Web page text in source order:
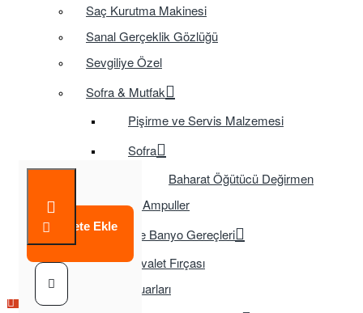
Saç Kurutma Makinesi
Sanal Gerçeklik Gözlüğü
Sevgiliye Özel
Sofra & Mutfak
Pişirme ve Servis Malzemesi
Sofra
Baharat Öğütücü Değirmen
Tasarruflu Ampuller
Temizlik ve Banyo Gereçleri
Tuvalet Fırçası
TV Aksesuarları
Sepete Ekle
Çok Satılan Ürün
Çok Satılan Ürün